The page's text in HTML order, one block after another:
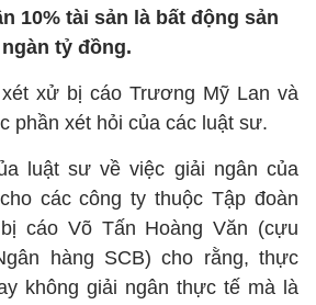
10% tài sản là bất động sản
tỷ đồng.
xử bị cáo Trương Mỹ Lan và
phần xét hỏi của các luật sư.
luật sư về việc giải ngân của
các công ty thuộc Tập đoàn
cáo Võ Tấn Hoàng Văn (cựu
hàng SCB) cho rằng, thực
không giải ngân thực tế mà là